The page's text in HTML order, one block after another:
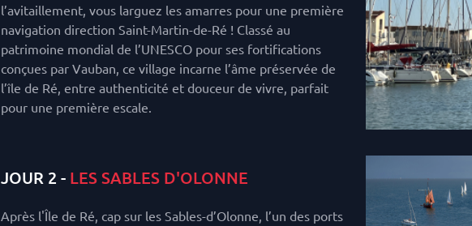
l’avitaillement, vous larguez les amarres pour une première
navigation direction Saint-Martin-de-Ré ! Classé au
patrimoine mondial de l’UNESCO pour ses fortifications
conçues par Vauban, ce village incarne l’âme préservée de
l’île de Ré, entre authenticité et douceur de vivre, parfait
pour une première escale.
JOUR 2 - LES SABLES D'OLONNE
Après l'Île de Ré, cap sur les Sables-d’Olonne, l’un des ports